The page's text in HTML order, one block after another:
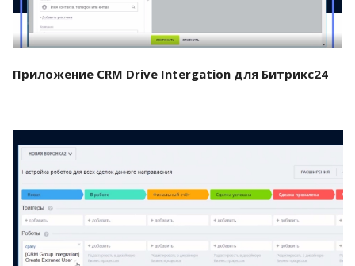
Приложение CRM Drive Intergation для Битрикс24
Смотреть проект